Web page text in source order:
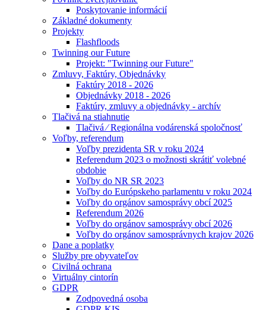
Poskytovanie informácií
Základné dokumenty
Projekty
Flashfloods
Twinning our Future
Projekt: "Twinning our Future"
Zmluvy, Faktúry, Objednávky
Faktúry 2018 - 2026
Objednávky 2018 - 2026
Faktúry, zmluvy a objednávky - archív
Tlačivá na stiahnutie
Tlačivá ⁄ Regionálna vodárenská spoločnosť
Voľby, referendum
Voľby prezidenta SR v roku 2024
Referendum 2023 o možnosti skrátiť volebné
obdobie
Voľby do NR SR 2023
Voľby do Európskeho parlamentu v roku 2024
Voľby do orgánov samosprávy obcí 2025
Referendum 2026
Voľby do orgánov samosprávy obcí 2026
Voľby do orgánov samosprávnych krajov 2026
Dane a poplatky
Služby pre obyvateľov
Civilná ochrana
Virtuálny cintorín
GDPR
Zodpovedná osoba